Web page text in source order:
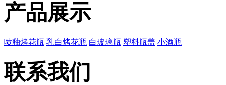
产品展示
喷釉烤花瓶 乳白烤花瓶 白玻璃瓶 塑料瓶盖 小酒瓶
联系我们